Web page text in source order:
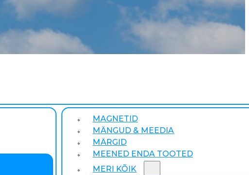
MAGNETID
MÄNGUD & MEEDIA
MÄRGID
MEENED ENDA TOOTED
MERI KÕIK